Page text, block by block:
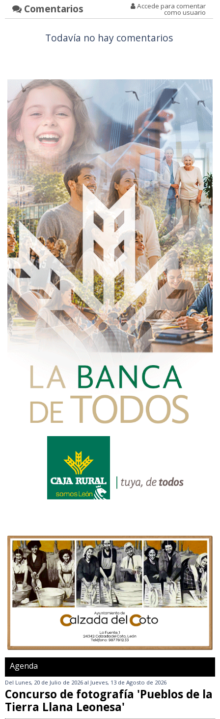
Comentarios Accede para comentar
como usuario
Todavía no hay comentarios
Agenda
Del Lunes, 20 de Julio de 2026 al Jueves, 13 de Agosto de 2026
Concurso de fotografía 'Pueblos de la
Tierra Llana Leonesa'